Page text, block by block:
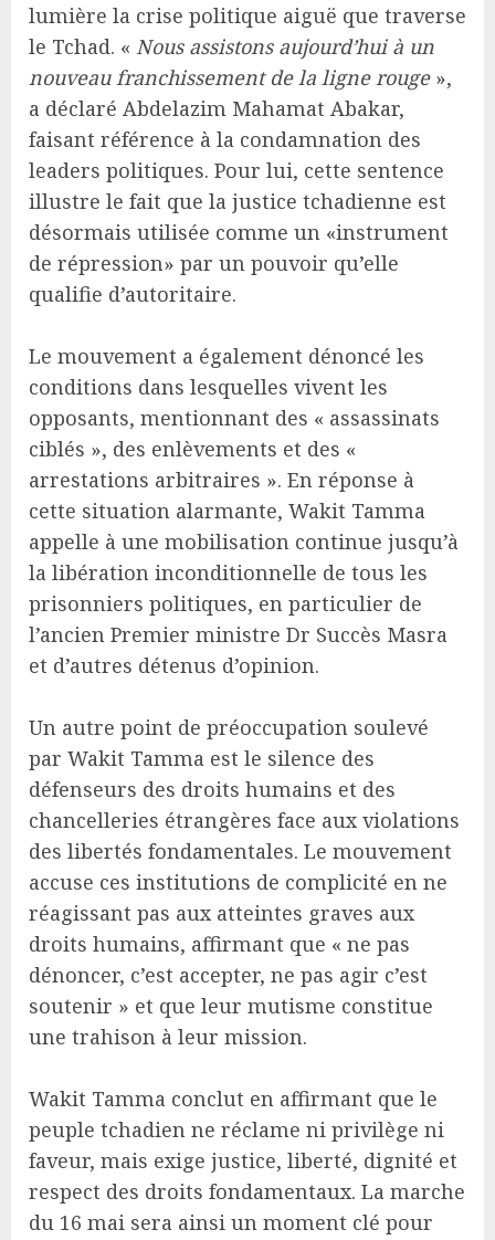
lumière la crise politique aiguë que traverse
le Tchad. « Nous assistons aujourd’hui à un
nouveau franchissement de la ligne rouge »,
a déclaré Abdelazim Mahamat Abakar,
faisant référence à la condamnation des
leaders politiques. Pour lui, cette sentence
illustre le fait que la justice tchadienne est
désormais utilisée comme un «instrument
de répression» par un pouvoir qu’elle
qualifie d’autoritaire.
Le mouvement a également dénoncé les
conditions dans lesquelles vivent les
opposants, mentionnant des « assassinats
ciblés », des enlèvements et des «
arrestations arbitraires ». En réponse à
cette situation alarmante, Wakit Tamma
appelle à une mobilisation continue jusqu’à
la libération inconditionnelle de tous les
prisonniers politiques, en particulier de
l’ancien Premier ministre Dr Succès Masra
et d’autres détenus d’opinion.
Un autre point de préoccupation soulevé
par Wakit Tamma est le silence des
défenseurs des droits humains et des
chancelleries étrangères face aux violations
des libertés fondamentales. Le mouvement
accuse ces institutions de complicité en ne
réagissant pas aux atteintes graves aux
droits humains, affirmant que « ne pas
dénoncer, c’est accepter, ne pas agir c’est
soutenir » et que leur mutisme constitue
une trahison à leur mission.
Wakit Tamma conclut en affirmant que le
peuple tchadien ne réclame ni privilège ni
faveur, mais exige justice, liberté, dignité et
respect des droits fondamentaux. La marche
du 16 mai sera ainsi un moment clé pour